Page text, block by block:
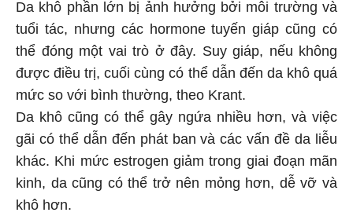
Da khô phần lớn bị ảnh hưởng bởi môi trường và
tuổi tác, nhưng các hormone tuyến giáp cũng có
thể đóng một vai trò ở đây. Suy giáp, nếu không
được điều trị, cuối cùng có thể dẫn đến da khô quá
mức so với bình thường, theo Krant.
Da khô cũng có thể gây ngứa nhiều hơn, và việc
gãi có thể dẫn đến phát ban và các vấn đề da liễu
khác. Khi mức estrogen giảm trong giai đoạn mãn
kinh, da cũng có thể trở nên mỏng hơn, dễ vỡ và
khô hơn.